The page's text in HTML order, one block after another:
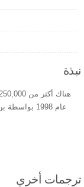
نبذة
عام 1998 بواسطة بن ستيد و أصبح جزأ من شبكة Heartlight فى عام 2000
ترجمات أخري